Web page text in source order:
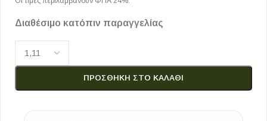
Διαθέσιμο κατόπιν παραγγελίας
ΠΡΟΣΘΉΚΗ ΣΤΟ ΚΑΛΆΘΙ